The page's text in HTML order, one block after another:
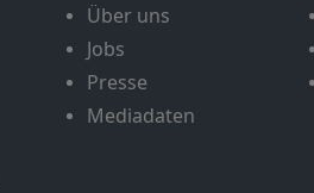
Über uns
Jobs
Presse
Mediadaten